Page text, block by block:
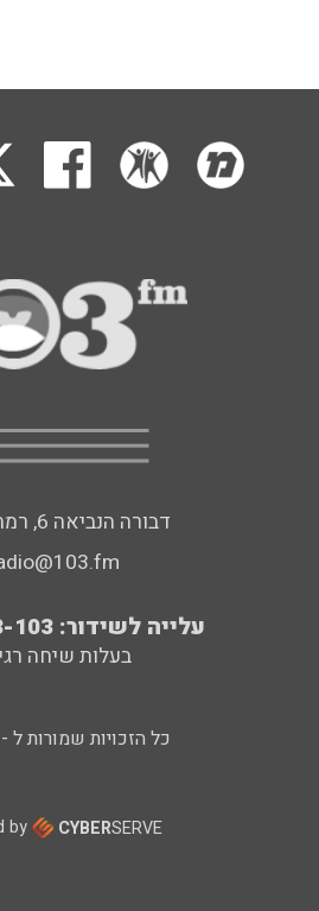
דבורה הנביאה 6, רמת השרון
עלייה לשידור: 0552-103-103
בעלות שיחה
כל הזכויות שמורות ל - 103FM
by CYBERSERVE